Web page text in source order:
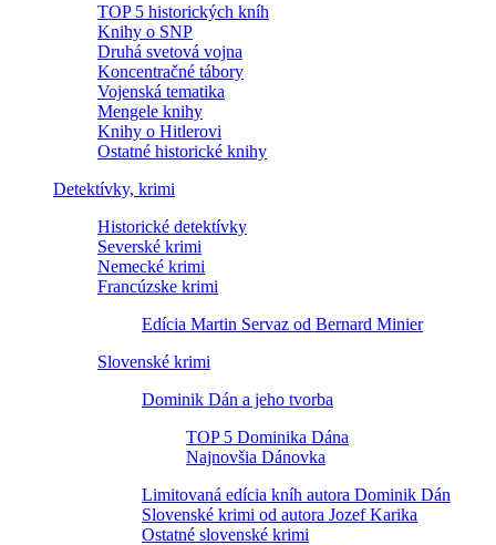
TOP 5 historických kníh
Knihy o SNP
Druhá svetová vojna
Koncentračné tábory
Vojenská tematika
Mengele knihy
Knihy o Hitlerovi
Ostatné historické knihy
Detektívky, krimi
Historické detektívky
Severské krimi
Nemecké krimi
Francúzske krimi
Edícia Martin Servaz od Bernard Minier
Slovenské krimi
Dominik Dán a jeho tvorba
TOP 5 Dominika Dána
Najnovšia Dánovka
Limitovaná edícia kníh autora Dominik Dán
Slovenské krimi od autora Jozef Karika
Ostatné slovenské krimi